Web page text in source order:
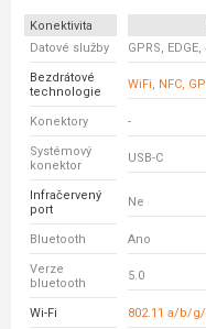
Konektivita
Datové služby
GPRS, EDGE,
Bezdrátové
technologie
WiFi, NFC,
Konektory -
Systémový
konektor
USB-C
Infračervený
port
Ne
Bluetooth Ano
Verze
bluetooth
5.0
Wi-Fi 802.11 a/b/